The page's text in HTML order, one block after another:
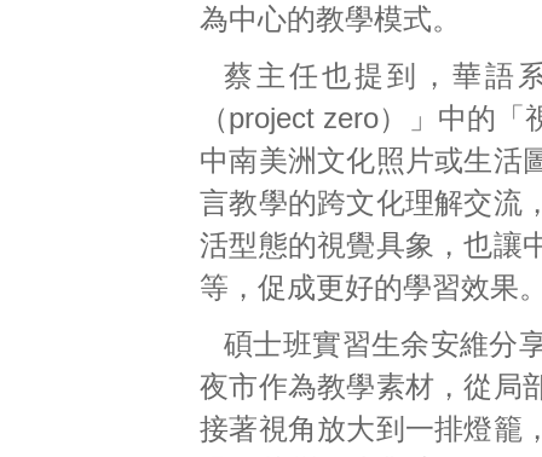
為中心的教學模式。
蔡主任也提到，華語
（project zero）」中的
中南美洲文化照片或生活
言教學的跨文化理解交流
活型態的視覺具象，也讓
等，促成更好的學習效果
碩士班實習生余安維分
夜市作為教學素材，從局
接著視角放大到一排燈籠